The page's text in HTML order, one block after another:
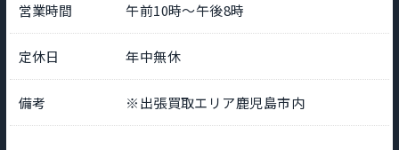
営業時間 午前10時～午後8時
定休日 年中無休
備考 ※出張買取エリア鹿児島市内